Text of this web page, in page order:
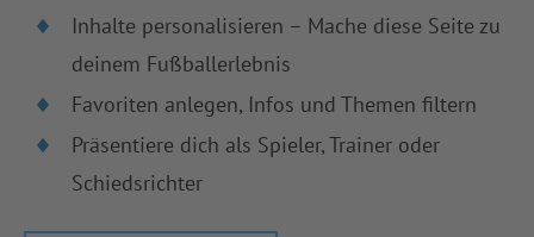
Inhalte personalisieren – Mache diese Seite zu
deinem Fußballerlebnis
Favoriten anlegen, Infos und Themen filtern
Präsentiere dich als Spieler, Trainer oder
Schiedsrichter